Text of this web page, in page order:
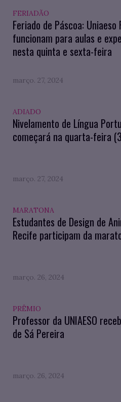
FERIADÃO
Feriado de Páscoa:
funcionam para aulas e
nesta quinta e sexta-feira
março. 27, 2024
ADIADO
Nivelamento de Língua
começará na quarta-feira
março. 27, 2024
MARATONA
Estudantes de Design de
Recife participam da
março. 26, 2024
PRÊMIO
Professor da UNIAESO
de Sá Pereira
março. 26, 2024